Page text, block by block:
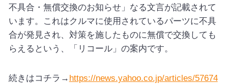
不具合・無償交換のお知らせ」なる文言が記載されて
います。これはクルマに使用されているパーツに不具
合が発見され、対策を施したものに無償で交換しても
らえるという、「リコール」の案内です。
続きはコチラ→ https://news.yahoo.co.jp/articles/57674